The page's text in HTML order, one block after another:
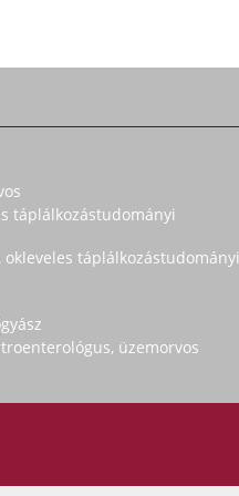
táplálkozástudományi
táplálkozástudományi
üzemorvos